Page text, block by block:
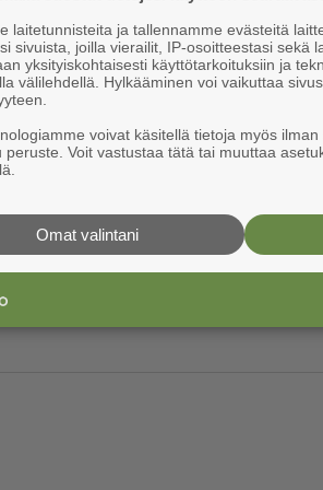
kirjastoille
Mas­kun pää­kir­jas­toon ja
ja Ukrainan kulttuuria
laitetunnisteita ja tallennamme evästeitä
sivuista, joilla vierailit, IP-osoitteestasi sekä
yksityiskohtaisesti käyttötarkoituksiin ja
välilehdellä. Hylkääminen voi vaikuttaa
voivat käsitellä tietoja myös
peruste. Voit vastustaa tätä tai muuttaa
Omat valintani